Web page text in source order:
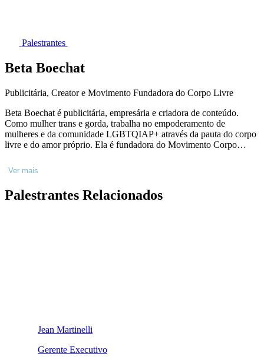
Palestrantes
Beta Boechat
Publicitária, Creator e Movimento Fundadora do Corpo Livre
Beta Boechat é publicitária, empresária e criadora de conteúdo.
Como mulher trans e gorda, trabalha no empoderamento de
mulheres e da comunidade LGBTQIAP+ através da pauta do corpo
livre e do amor próprio. Ela é fundadora do Movimento Corpo
sociedade e no meio corporativo. Beta faz parte do Conselho Jovem
do Pacto Global da ONU.
Ver mais
Palestrantes Relacionados
Jean Martinelli
Gerente Executivo